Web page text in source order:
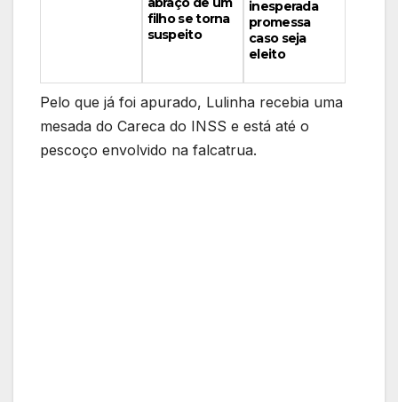
filho se torna
suspeito
inesperada
promessa
caso seja
eleito
Pelo que já foi apurado, Lulinha recebia uma
mesada do Careca do INSS e está até o
pescoço envolvido na falcatrua.